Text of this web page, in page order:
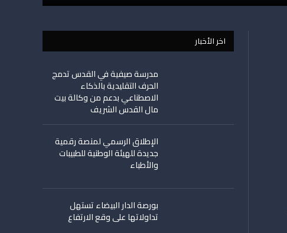
اخر الأخبار
مدرسة صيفية في القدس تدمج
الحرف التقليدية بالذكاء
الاصطناعي بدعم من وكالة بيت
مال القدس الشريف
الإطلاق الرسمي لمنصة رقمية
جديدة للهيئة الوطنية للطبيبات
والأطباء
بورصة الدار البيضاء تستهل
تداولاتها على وقع الارتفاع